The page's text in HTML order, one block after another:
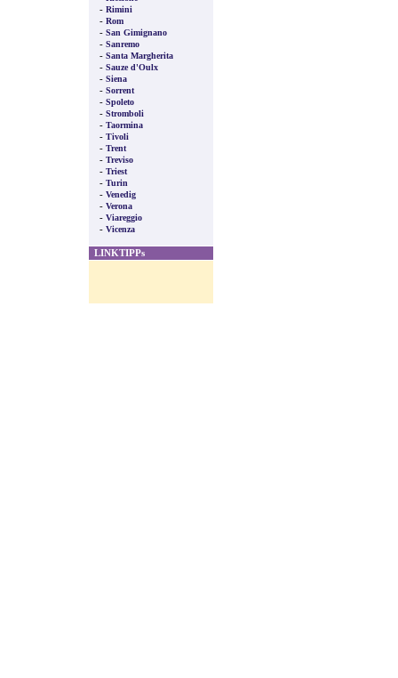
- Rimini
- Rom
- San Gimignano
- Sanremo
- Santa Margherita
- Sauze d'Oulx
- Siena
- Sorrent
- Spoleto
- Stromboli
- Taormina
- Tivoli
- Trent
- Treviso
- Triest
- Turin
- Venedig
- Verona
- Viareggio
- Vicenza
LINKTIPPs